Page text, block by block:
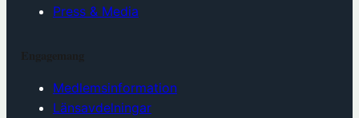
Press & Media
Medlemsinformation
Länsavdelningar